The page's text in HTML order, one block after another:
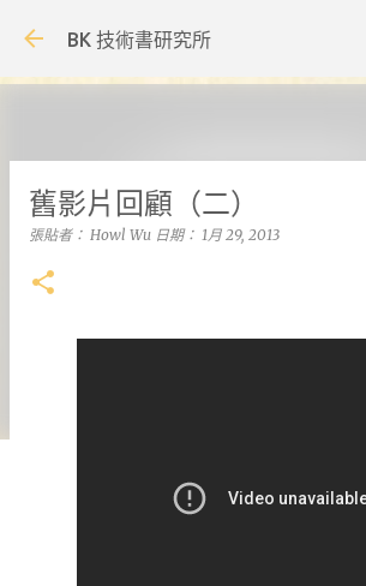
BK 技術書研究所
舊影片回顧（二）
張貼者： Howl Wu 日期： 1月 29, 2013